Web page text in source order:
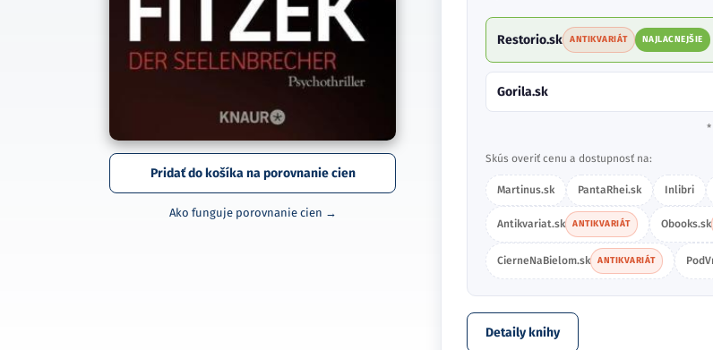
Pridať do košíka na porovnanie cien
Ako funguje porovnanie cien →
Restorio.sk ANTIKVARIÁT NAJLACNEJŠIE
Gorila.sk
*
Skús overiť cenu a dostupnosť na:
Martinus.sk PantaRhei.sk Inlibri
Antikvariat.sk ANTIKVARIÁT Obooks.sk
CierneNaBielom.sk ANTIKVARIÁT
Detaily knihy